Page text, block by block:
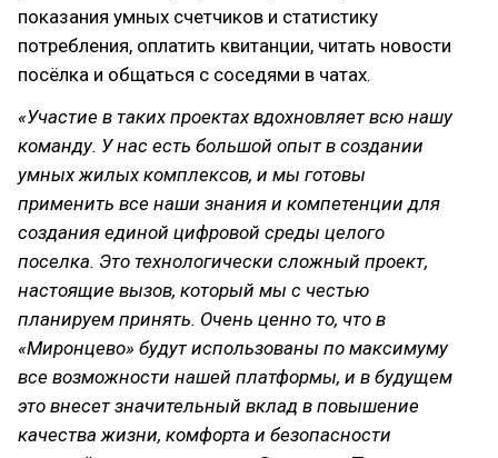
показания умных счетчиков и статистику
потребления, оплатить квитанции, читать новости
посёлка и общаться с соседями в чатах.
«Участие в таких проектах вдохновляет всю нашу
команду. У нас есть большой опыт в создании
умных жилых комплексов, и мы готовы
применить все наши знания и компетенции для
создания единой цифровой среды целого
поселка. Это технологически сложный проект,
настоящие вызов, который мы с честью
планируем принять. Очень ценно то, что в
«Миронцево» будут использованы по максимуму
все возможности нашей платформы, и в будущем
это внесет значительный вклад в повышение
качества жизни, комфорта и безопасности